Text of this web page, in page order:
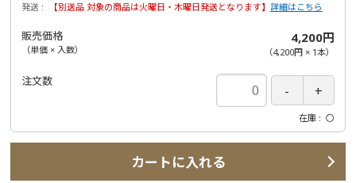
発送
【別送品 対象の商品は火曜日・木曜日発送となります】 詳細はこちら
販売価格
（単価 × 入数）
4,200円
（4,200円× 1本）
注文数
在庫 〇
カートに入れる